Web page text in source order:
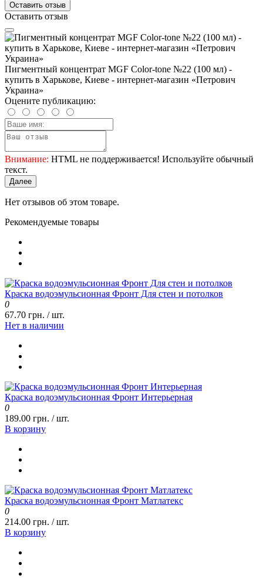
Оставить отзыв
Оставить отзыв
Пигментный концентрат MGF Color-tone №22 (100 мл) -
купить в Харькове, Киеве - интернет-магазин «Петрович
Украина»
Оцените публикацию:
Внимание: HTML не поддерживается! Используйте обычный
текст.
Далее
Нет отзывов об этом товаре.
Рекомендуемые товары
Краска водоэмульсионная Фронт Для стен и потолков
0
67.70 грн. / шт.
Нет в наличии
Краска водоэмульсионная Фронт Интерьерная
0
189.00 грн. / шт.
В корзину
Краска водоэмульсионная Фронт Матлатекс
0
214.00 грн. / шт.
В корзину